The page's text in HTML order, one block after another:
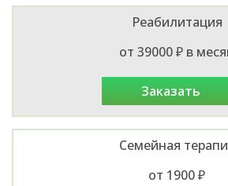
Реабилитация
от 39000 ₽ в
заказать
Семейная
от 1900 ₽